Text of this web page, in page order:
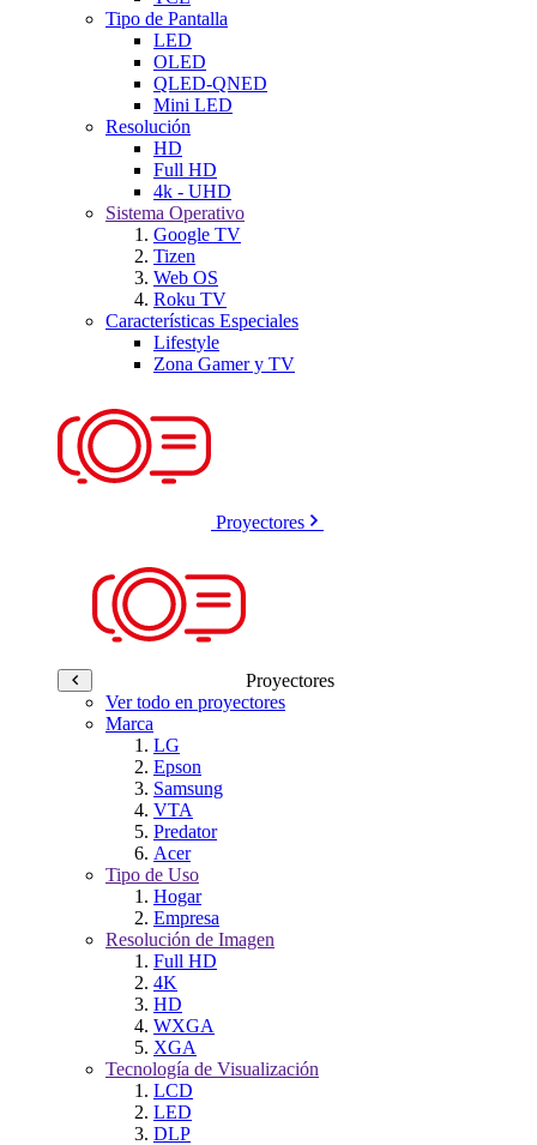
Tipo de Pantalla
LED
OLED
QLED-QNED
Mini LED
Resolución
HD
Full HD
4k - UHD
Sistema Operativo
Google TV
Tizen
Web OS
Roku TV
Características Especiales
Lifestyle
Zona Gamer y TV
Proyectores
Proyectores
Ver todo en proyectores
Marca
LG
Epson
Samsung
VTA
Predator
Acer
Tipo de Uso
Hogar
Empresa
Resolución de Imagen
Full HD
4K
HD
WXGA
XGA
Tecnología de Visualización
LCD
LED
DLP